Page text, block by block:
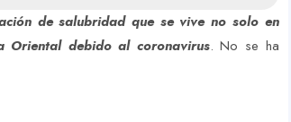
de salubridad que se vive no solo en
Oriental debido al coronavirus. No se ha